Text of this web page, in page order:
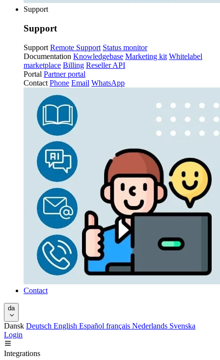
Support
Support
Support Remote Support Status monitor
Documentation Knowledgebase Marketing kit Whitelabel
marketplace Billing Reseller API
Portal Partner portal
Contact Phone Email WhatsApp
Contact
da
Dansk Deutsch English Español français Nederlands Svenska
Login
Integrations